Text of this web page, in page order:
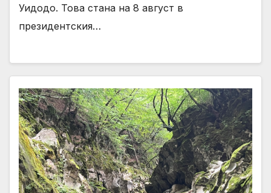
Уидодо. Това стана на 8 август в
президентския…